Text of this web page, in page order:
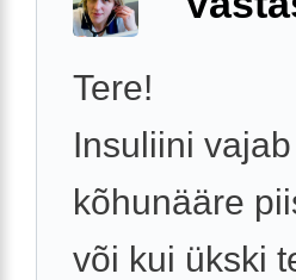
Tere!
Insuliini
kõhunääre
või kui ükski